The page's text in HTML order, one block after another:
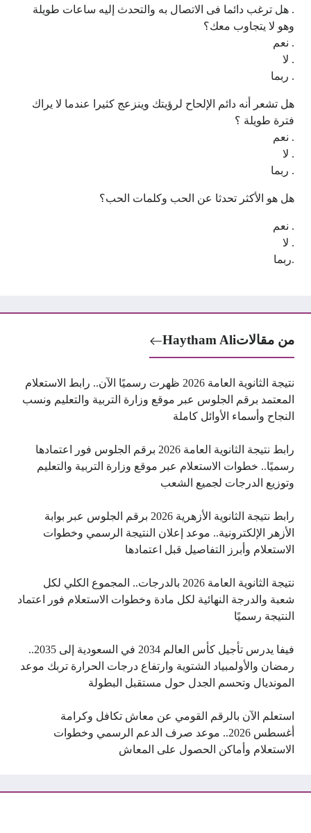
. هل ترغب دائما فى الاتصال به والتحدث إليه ساعات طويلة
وهو لا يتجاوب معك؟
. نعم
. لا
. ربما
هل تشعر أنه دائم الإلحاح لرؤيتك وينزعج كثيرا عندما لا يراك
فترة طويلة ؟
. نعم
. لا
. ربما
هل هو الأكثر تحدثا عن الحب وكلمات الحب؟
. نعم
. لا
.ربما
من مقالاتHaytham Ali
نتيجة الثانوية العامة 2026 ظهرت رسميًا الآن.. رابط الاستعلام
المعتمد برقم الجلوس عبر موقع وزارة التربية والتعليم ونسب
النجاح وأسماء الأوائل كاملة
رابط نتيجة الثانوية العامة 2026 برقم الجلوس فور اعتمادها
رسميًا.. خطوات الاستعلام عبر موقع وزارة التربية والتعليم
وتوزيع الدرجات لجميع الشعب
رابط نتيجة الثانوية الأزهرية 2026 برقم الجلوس عبر بوابة
الأزهر الإلكترونية.. موعد إعلان النتيجة الرسمي وخطوات
الاستعلام وأبرز التفاصيل قبل اعتمادها
نتيجة الثانوية العامة 2026 بالدرجات.. المجموع الكلي لكل
شعبة والدرجة النهائية لكل مادة وخطوات الاستعلام فور اعتماد
النتيجة رسميًا
فيفا يدرس تأجيل كأس العالم 2034 في السعودية إلى 2035..
رمضان والأولمبياد الشتوية وارتفاع درجات الحرارة تربك موعد
المونديال وتحسم الجدل حول مستقبل البطولة
استعلم الآن بالرقم القومي عن معاش تكافل وكرامة
أغسطس 2026.. موعد صرف الدعم الرسمي وخطوات
الاستعلام وأماكن الحصول على المعاش